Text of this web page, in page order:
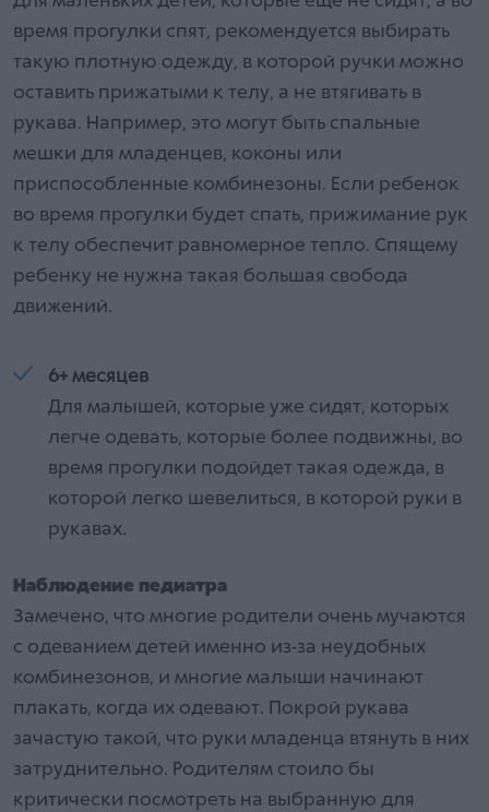
время прогулки спят, рекомендуется выбирать
такую плотную одежду, в которой ручки можно
оставить прижатыми к телу, а не втягивать в
рукава. Например, это могут быть спальные
мешки для младенцев, коконы или
приспособленные комбинезоны. Если ребенок
во время прогулки будет спать, прижимание рук
к телу обеспечит равномерное тепло. Спящему
ребенку не нужна такая большая свобода
движений.
6+ месяцев
Для малышей, которые уже сидят, которых
легче одевать, которые более подвижны, во
время прогулки подойдет такая одежда, в
которой легко шевелиться, в которой руки в
рукавах.
Наблюдение педиатра
Замечено, что многие родители очень мучаются
с одеванием детей именно из-за неудобных
комбинезонов, и многие малыши начинают
плакать, когда их одевают. Покрой рукава
зачастую такой, что руки младенца втянуть в них
затруднительно. Родителям стоило бы
критически посмотреть на выбранную для